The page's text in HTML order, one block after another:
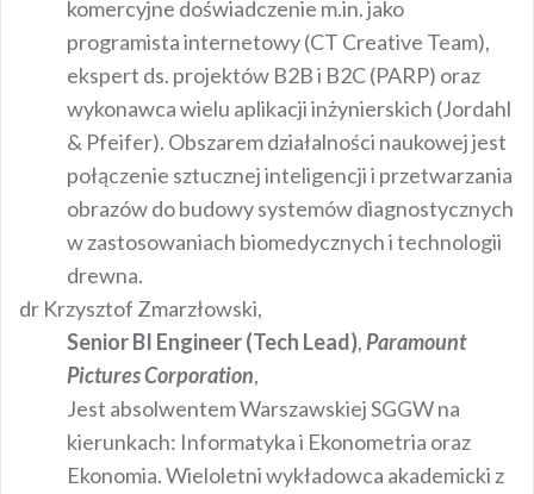
komercyjne doświadczenie m.in. jako
programista internetowy (CT Creative Team),
ekspert ds. projektów B2B i B2C (PARP) oraz
wykonawca wielu aplikacji inżynierskich (Jordahl
& Pfeifer). Obszarem działalności naukowej jest
połączenie sztucznej inteligencji i przetwarzania
obrazów do budowy systemów diagnostycznych
w zastosowaniach biomedycznych i technologii
drewna.
dr Krzysztof Zmarzłowski,
Senior BI Engineer (Tech Lead), Paramount
Pictures Corporation,
Jest absolwentem Warszawskiej SGGW na
kierunkach: Informatyka i Ekonometria oraz
Ekonomia. Wieloletni wykładowca akademicki z